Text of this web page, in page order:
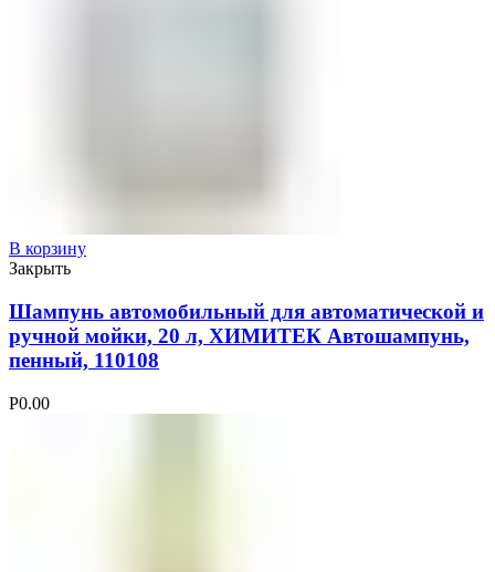
В корзину
Закрыть
Шампунь автомобильный для автоматической и
ручной мойки, 20 л, ХИМИТЕК Автошампунь,
пенный, 110108
Р0.00